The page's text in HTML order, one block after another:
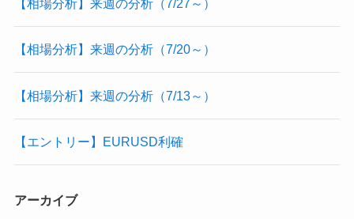
【相場分析】来週の分析（7/27～）
【相場分析】来週の分析（7/20～）
【相場分析】来週の分析（7/13～）
【エントリー】EURUSD利確
アーカイブ